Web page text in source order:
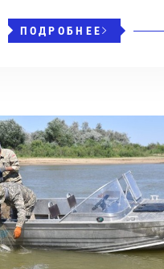
ПОДРОБНЕЕ